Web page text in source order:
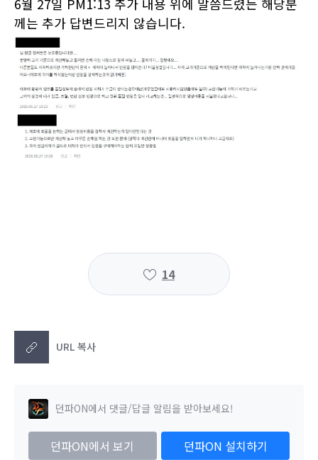
6월 27일 PM1:13 추가 내용 위에 말씀드렸든 해당분
께는 추가 답변드리지 않습니다.
14
URL 복사
던파ON에서 댓글/답글 알림을 받아보세요!
던파ON에서 보기 던파ON 설치하기